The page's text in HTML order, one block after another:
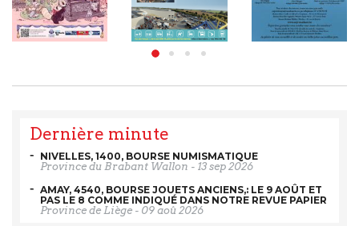
Dernière minute
NIVELLES, 1400, BOURSE NUMISMATIQUE
Province du Brabant Wallon - 13 sep 2026
AMAY, 4540, BOURSE JOUETS ANCIENS,: LE 9 AOÛT ET
PAS LE 8 COMME INDIQUÉ DANS NOTRE REVUE PAPIER
Province de Liège - 09 aoû 2026